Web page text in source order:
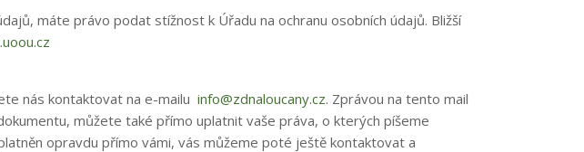
máte právo podat stížnost k Úřadu na ochranu osobních údajů. Bližší
nás kontaktovat na e-mailu info@zdnaloucany.cz. Zprávou na tento mail
můžete také přímo uplatnit vaše práva, o kterých píšeme
opravdu přímo vámi, vás můžeme poté ještě kontaktovat a